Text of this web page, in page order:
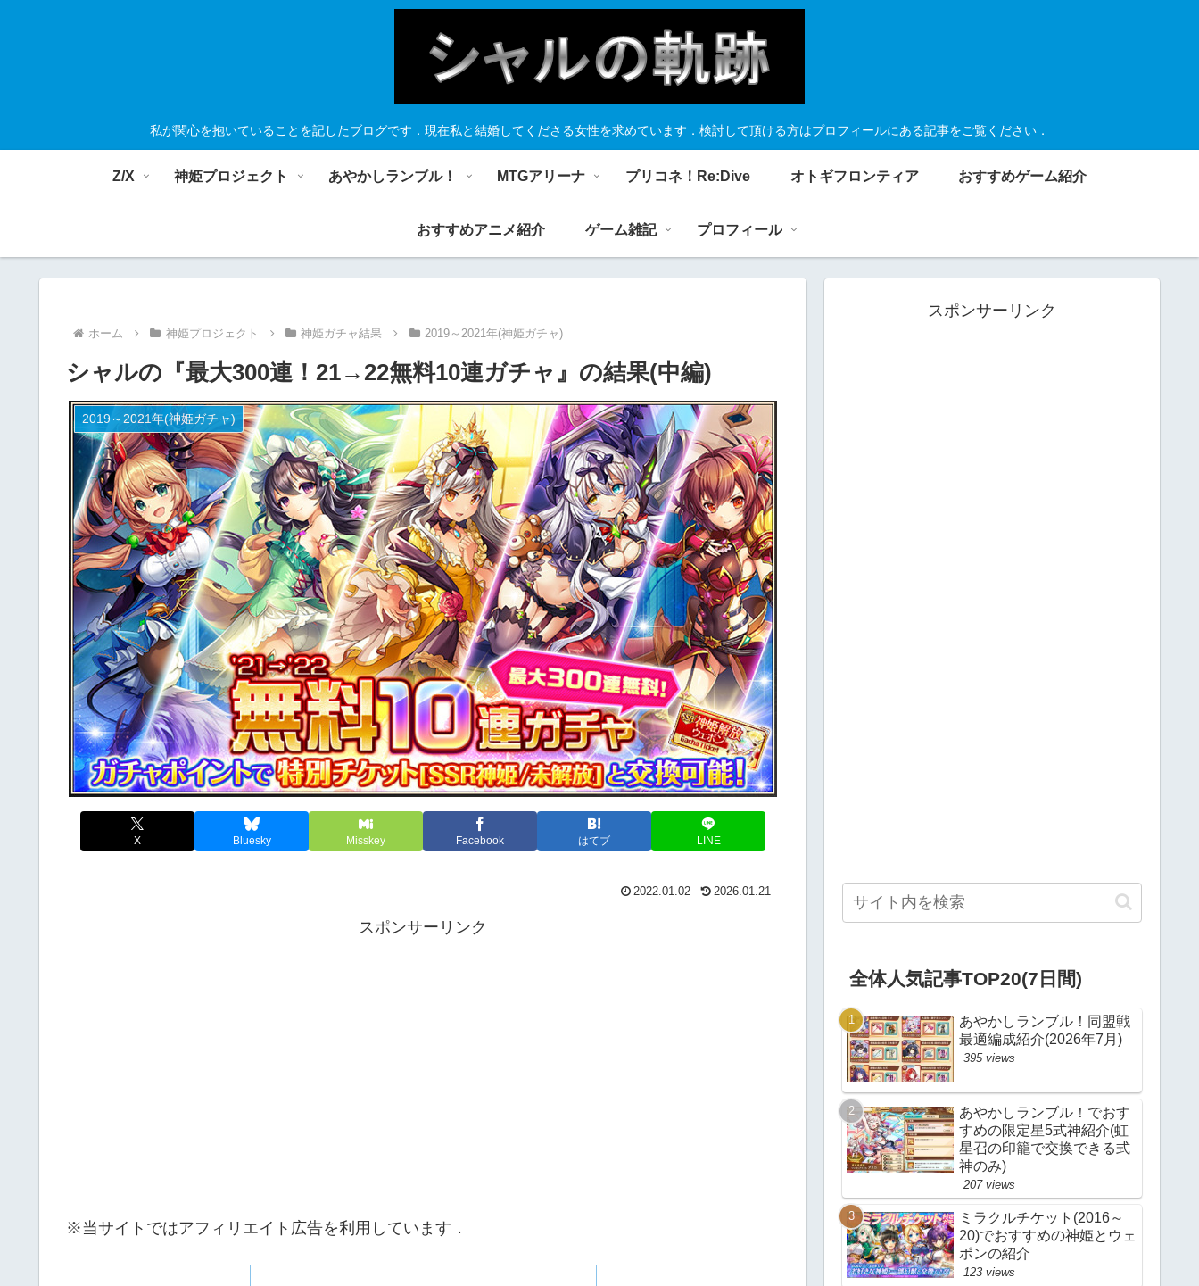
私が関心を抱いていることを記したブログです．現在私と結婚してくださる女性を求めています．検討して頂ける方はプロフィールにある記事をご覧ください．
Z/X 神姫プロジェクト あやかしランブル！ MTGアリーナ プリコネ！Re:Dive オトギフロンティア おすすめゲーム紹介
おすすめアニメ紹介 ゲーム雑記 プロフィール
ホーム 神姫プロジェクト 神姫ガチャ結果 2019～2021年(神姫ガチャ)
シャルの『最大300連！21→22無料10連ガチャ』の結果(中編)
2019～2021年(神姫ガチャ)
X Bluesky Misskey Facebook はてブ LINE
2022.01.02 2026.01.21
スポンサーリンク
※当サイトではアフィリエイト広告を利用しています．
スポンサーリンク
全体人気記事TOP20(7日間)
あやかしランブル！同盟戦
最適編成紹介(2026年7月)
395 views
あやかしランブル！でおす
すめの限定星5式神紹介(虹
星召の印籠で交換できる式
神のみ)
207 views
ミラクルチケット(2016～
20)でおすすめの神姫とウェ
ポンの紹介
123 views